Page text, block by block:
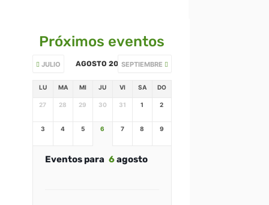
Próximos eventos
JULIO AGOSTO 2026SEPTIEMBRE
LU MA MI JU VI SA DO
27 28 29 30 31 1 2
3 4 5 6 7 8 9
Eventos para 6agosto